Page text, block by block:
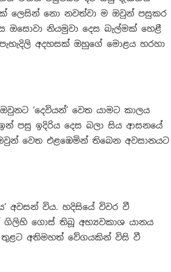
ලෙසින් නො නවත්වා ම ඔවුන් පසුකර
ඔසොවා නියමුවා දෙස බැල්මක් හෙළී
අදහසක් ඔහුගේ මොළය හරහා
‘දෙවියන්’ වෙත යාමට කාලය
පසු ඉදිරිය දෙස බලා සිය ආසනයේ
වෙත එළඹෙමින් තිබෙන අවසානයට
අවසන් විය. හදිසියේ විවර වී
ගොස් තිබූ අභ්‍යවකාශ යානය
අතිමහත් වේගයකින් විසි වී